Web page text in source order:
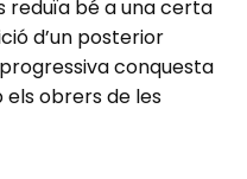
reduïa bé a una certa
d’un posterior
conquesta
obrers de les